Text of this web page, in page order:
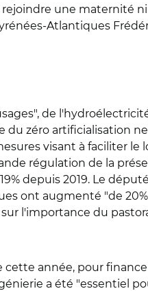
une maternité
Atlantiques
de
du zéro artificialisation
visant à faciliter le
régulation de la
depuis 2019. Le
ont augmenté "de
sur l'importance du
cette année, pour
a été "essentiel